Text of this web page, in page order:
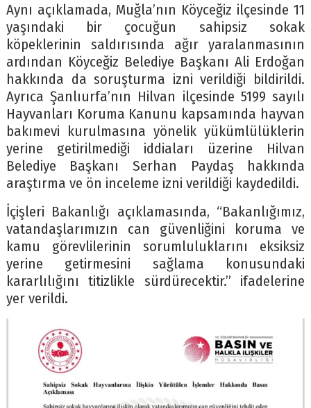
Aynı açıklamada, Muğla’nın Köyceğiz ilçesinde 11
yaşındaki bir çocuğun sahipsiz sokak
köpeklerinin saldırısında ağır yaralanmasının
ardından Köyceğiz Belediye Başkanı Ali Erdoğan
hakkında da soruşturma izni verildiği bildirildi.
Ayrıca Şanlıurfa’nın Hilvan ilçesinde 5199 sayılı
Hayvanları Koruma Kanunu kapsamında hayvan
bakımevi kurulmasına yönelik yükümlülüklerin
yerine getirilmediği iddiaları üzerine Hilvan
Belediye Başkanı Serhan Paydaş hakkında
araştırma ve ön inceleme izni verildiği kaydedildi.
İçişleri Bakanlığı açıklamasında, “Bakanlığımız,
vatandaşlarımızın can güvenliğini koruma ve
kamu görevlilerinin sorumluluklarını eksiksiz
yerine getirmesini sağlama konusundaki
kararlılığını titizlikle sürdürecektir.” ifadelerine
yer verildi.